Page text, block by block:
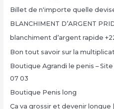
Billet de n'importe quelle
BLANCHIMENT D’ARGENT
blanchiment d’argent rapide
Bon tout savoir sur la
Boutique Agrandi le penis –
07 03
Boutique Penis long
Ça va grossir et devenir longue